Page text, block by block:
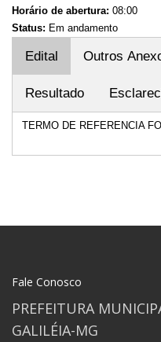
Horário de abertura: 08:00
Status: Em andamento
Edital Outros
Resultado
TERMO DE REFERENCIA
Fale Conosco
PREFEITURA
GALILÉIA-MG